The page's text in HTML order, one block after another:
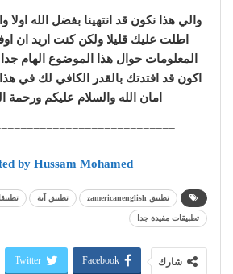
والي هذا نكون قد انتهينا بفضل الله اولا
اطلت عليك قليلا ولكن كنت اريد ان
المعلومات حوال هذا الموضوع الهام
اكون قد افتدتك بالقدر الكافي لك في
امان الله والسلام عليكم ورحمة
by Hussam Mohamed
تطبيق zamericanenglish تطبيق آية
تطبيقات مفيدة جدا
شارك Facebook
Twitter